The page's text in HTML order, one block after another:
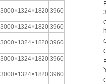
3000×1324×1820 3960
3000×1324×1820 3960
3000×1324×1820 3960
3000×1324×1820 3960
3000×1324×1820 3960